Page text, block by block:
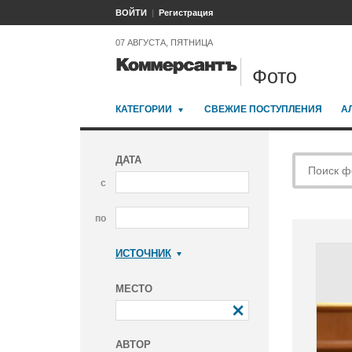
ВОЙТИ Регистрация
07 АВГУСТА, ПЯТНИЦА
Фото
КАТЕГОРИИ СВЕЖИЕ ПОСТУПЛЕНИЯ
ДАТА
с
по
ИСТОЧНИК
МЕСТО
АВТОР